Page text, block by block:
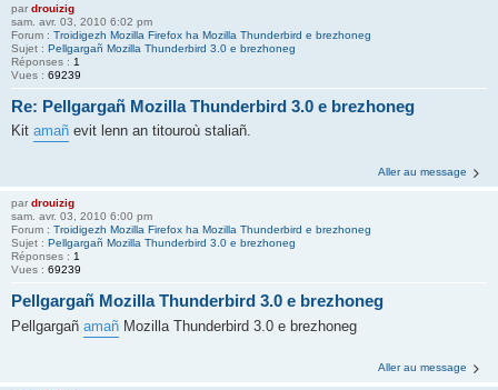
par drouizig
sam. avr. 03, 2010 6:02 pm
Forum : Troidigezh Mozilla Firefox ha Mozilla Thunderbird e brezhoneg
Sujet : Pellgargañ Mozilla Thunderbird 3.0 e brezhoneg
Réponses : 1
Vues : 69239
Re: Pellgargañ Mozilla Thunderbird 3.0 e brezhoneg
Kit amañ evit lenn an titouroù staliañ.
Aller au message
par drouizig
sam. avr. 03, 2010 6:00 pm
Forum : Troidigezh Mozilla Firefox ha Mozilla Thunderbird e brezhoneg
Sujet : Pellgargañ Mozilla Thunderbird 3.0 e brezhoneg
Réponses : 1
Vues : 69239
Pellgargañ Mozilla Thunderbird 3.0 e brezhoneg
Pellgargañ amañ Mozilla Thunderbird 3.0 e brezhoneg
Aller au message